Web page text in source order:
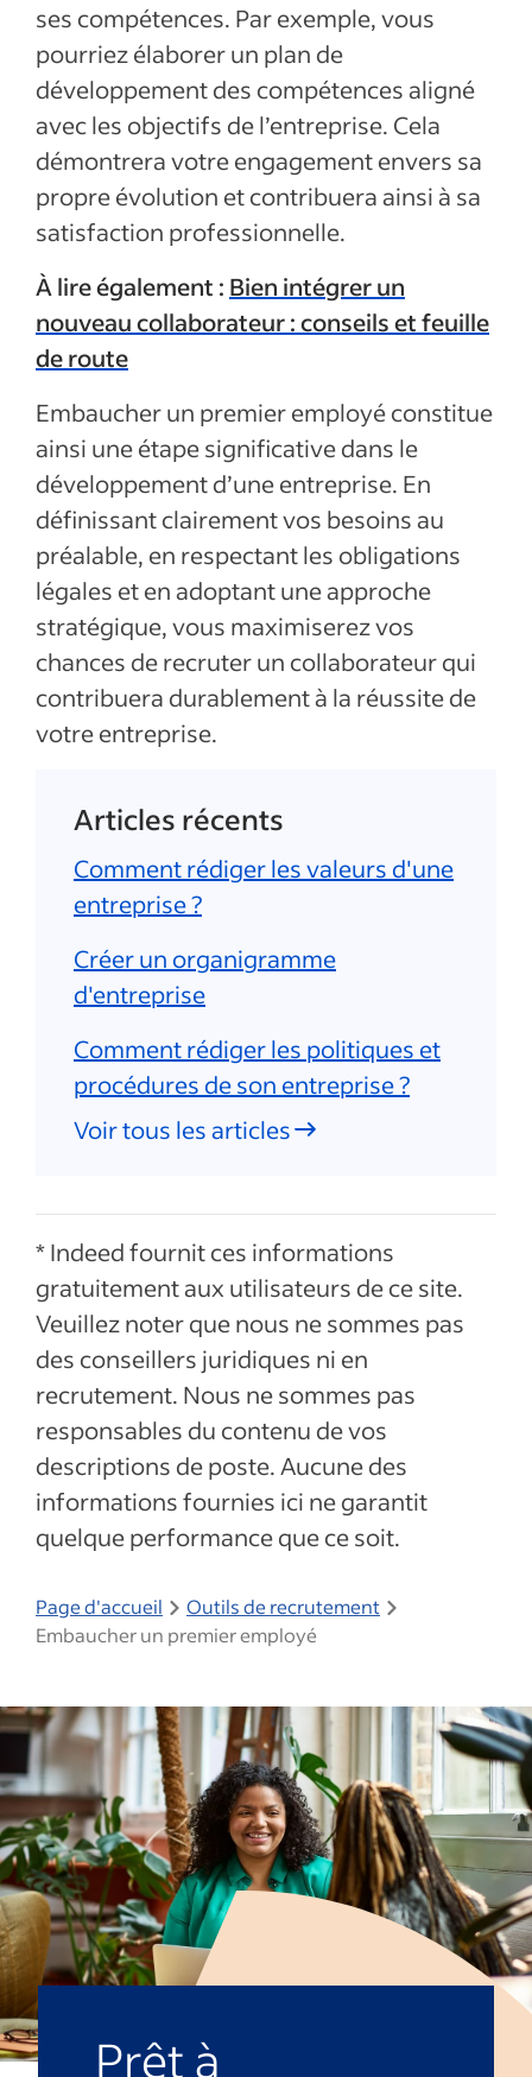
ses compétences. Par exemple, vous
pourriez élaborer un plan de
développement des compétences aligné
avec les objectifs de l’entreprise. Cela
démontrera votre engagement envers sa
propre évolution et contribuera ainsi à sa
satisfaction professionnelle.
À lire également : Bien intégrer un
nouveau collaborateur : conseils et feuille
de route
Embaucher un premier employé constitue
ainsi une étape significative dans le
développement d’une entreprise. En
définissant clairement vos besoins au
préalable, en respectant les obligations
légales et en adoptant une approche
stratégique, vous maximiserez vos
chances de recruter un collaborateur qui
contribuera durablement à la réussite de
votre entreprise.
Articles récents
Comment rédiger les valeurs d'une
entreprise ?
Créer un organigramme
d'entreprise
Comment rédiger les politiques et
procédures de son entreprise ?
Voir tous les articles
* Indeed fournit ces informations
gratuitement aux utilisateurs de ce site.
Veuillez noter que nous ne sommes pas
des conseillers juridiques ni en
recrutement. Nous ne sommes pas
responsables du contenu de vos
descriptions de poste. Aucune des
informations fournies ici ne garantit
quelque performance que ce soit.
Page d'accueil
Outils de recrutement
Embaucher un premier employé
Prêt à